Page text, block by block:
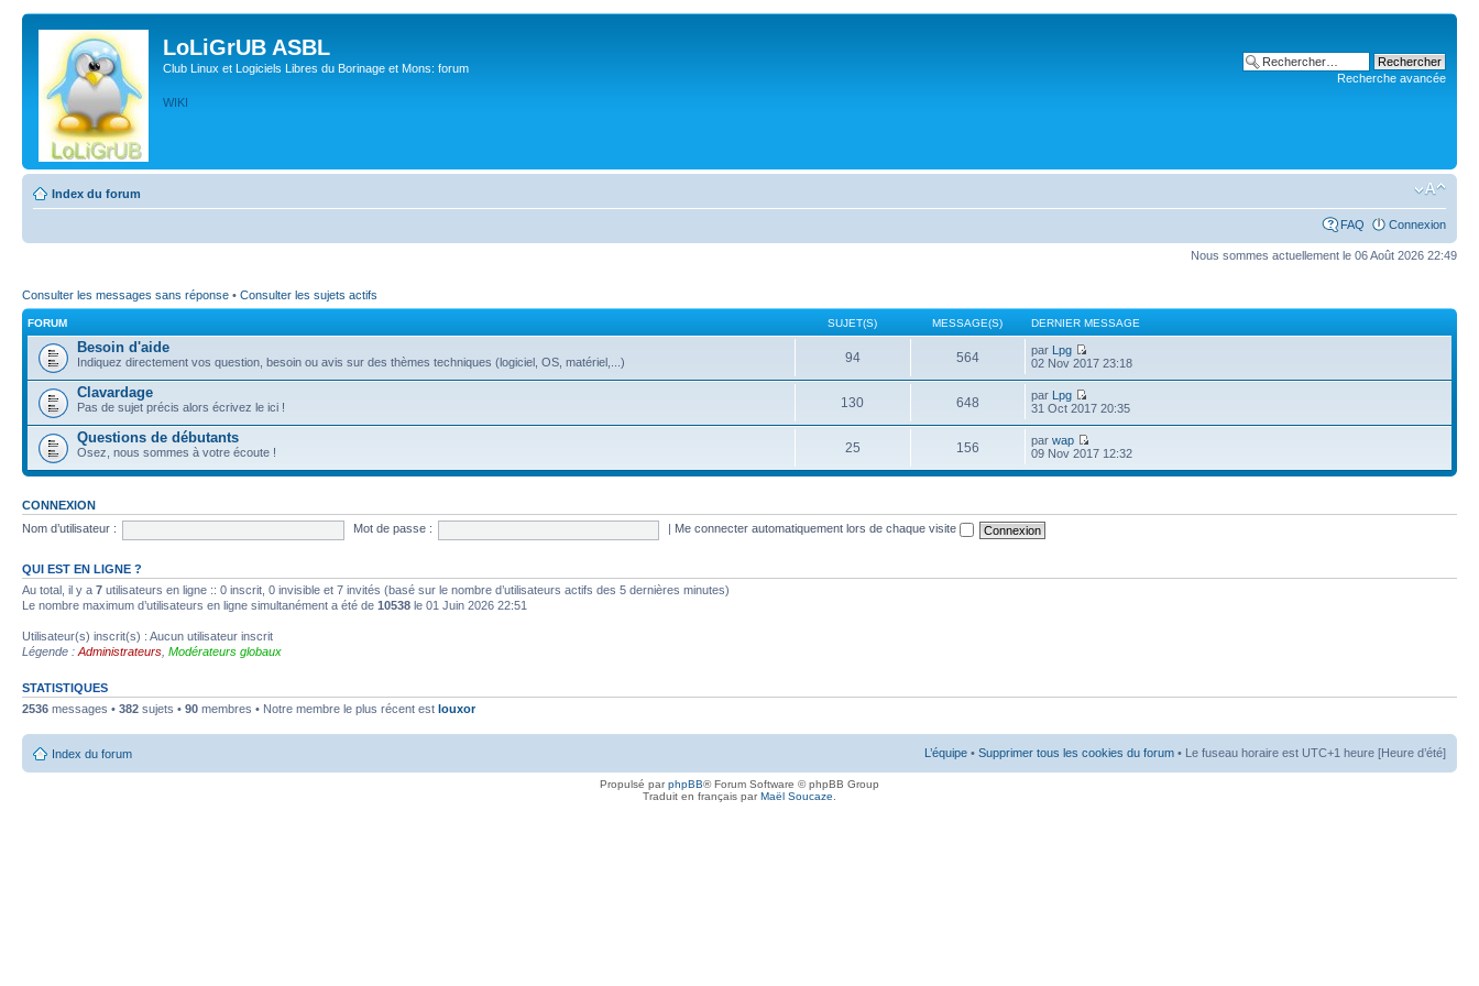
LoLiGrUB ASBL
Club Linux et Logiciels Libres du Borinage et Mons: forum
WIKI
Recherche avancée
Index du forum
FAQ Connexion
Nous sommes actuellement le 06 Août 2026 22:49
Consulter les messages sans réponse • Consulter les sujets actifs
FORUM SUJET(S) MESSAGE(S) DERNIER MESSAGE
Besoin d'aide
Indiquez directement vos question, besoin ou avis sur des thèmes techniques (logiciel, OS, matériel,...) 94 564 par Lpg
02 Nov 2017 23:18
Clavardage
Pas de sujet précis alors écrivez le ici ! 130 648 par Lpg
31 Oct 2017 20:35
Questions de débutants
Osez, nous sommes à votre écoute ! 25 156 parwap
09 Nov 2017 12:32
CONNEXION
Nom d’utilisateur :
Mot de passe : Me connecter automatiquement lors de chaque visite
QUI EST EN LIGNE ?
Au total, il y a 7 utilisateurs en ligne :: 0 inscrit, 0 invisible et 7 invités (basé sur le nombre d’utilisateurs actifs des 5 dernières minutes)
Le nombre maximum d’utilisateurs en ligne simultanément a été de 10538 le 01 Juin 2026 22:51
Utilisateur(s) inscrit(s) : Aucun utilisateur inscrit
Légende : Administrateurs Modérateurs globaux
STATISTIQUES
2536 messages • 382 sujets • 90 membres • Notre membre le plus récent est louxor
Index du forum L’équipe • Supprimer tous les cookies du forum • Le fuseau horaire est UTC+1 heure [Heure d’été]
Propulsé parphpBB® Forum Software © phpBB Group
Traduit en français parMaël Soucaze